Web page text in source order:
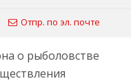
Отпр. по эл. почте
о рыболовстве